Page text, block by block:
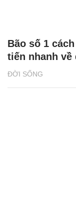
ĐỜI SỐNG
Bão số 1
tiến nhanh về